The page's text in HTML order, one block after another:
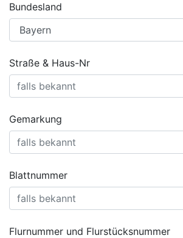
Bundesland
Straße & Haus-Nr
Gemarkung
Blattnummer
Flurnummer und Flurstücksnummer